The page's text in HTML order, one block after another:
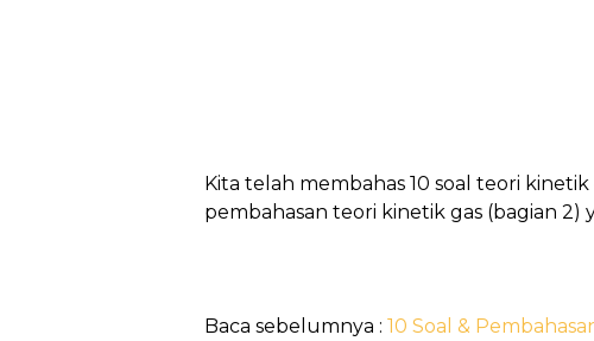
Kita telah membahas 10 soal teori kinetik
pembahasan teori kinetik gas (bagian
Baca sebelumnya : 10 Soal &